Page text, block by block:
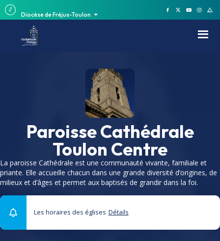
Diocèse de Fréjus-Toulon
Paroisse Cathédrale
Toulon Centre
La paroisse Cathédrale est une communauté vivante, familiale et
priante. Elle accueille chacun dans une grande diversité d’origines, de
milieux et d’âges et permet aux baptisés de grandir dans la foi.
Les horaires des églises Détails